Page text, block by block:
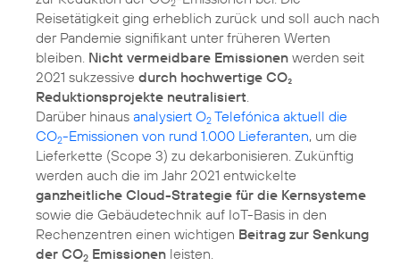
2
Reisetätigkeit ging erheblich zurück und soll auch nach
der Pandemie signifikant unter früheren Werten
bleiben. Nicht vermeidbare Emissionen werden seit
2021 sukzessive durch hochwertige CO₂
Reduktionsprojekte neutralisiert.
Darüber hinaus analysiert O2 Telefónica aktuell die
CO2-Emissionen von rund 1.000 Lieferanten, um die
Lieferkette (Scope 3) zu dekarbonisieren. Zukünftig
werden auch die im Jahr 2021 entwickelte
ganzheitliche Cloud-Strategie für die Kernsysteme
sowie die Gebäudetechnik auf IoT-Basis in den
Rechenzentren einen wichtigen Beitrag zur Senkung
der CO2 Emissionen leisten.